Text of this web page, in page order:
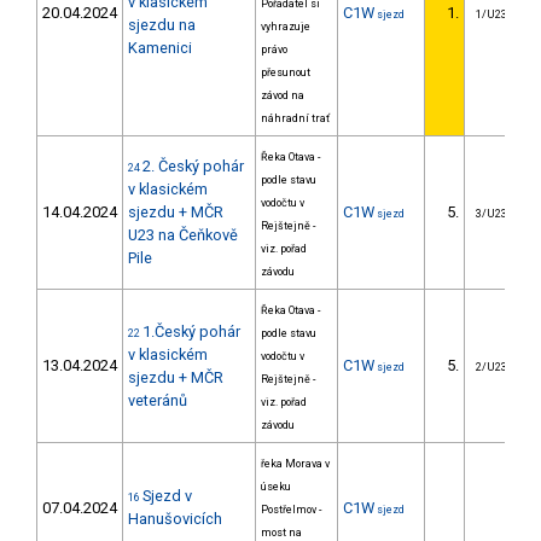
20.04.2024
sjezdu na
Kamenici
Pořadatel si
vyhrazuje
právo
přesunout
závod na
náhradní trať
C1W sjezd 1. 1/U23
14.04.2024
24 2. Český pohár
v klasickém
sjezdu + MČR
U23 na Čeňkově
Pile
Řeka Otava -
podle stavu
vodočtu v
Rejštejně -
viz. pořad
závodu
C1W sjezd 5. 3/U23
13.04.2024
22 1.Český pohár
v klasickém
sjezdu + MČR
veteránů
Řeka Otava -
podle stavu
vodočtu v
Rejštejně -
viz. pořad
závodu
C1W sjezd 5. 2/U23
07.04.2024
16 Sjezd v
Hanušovicích
řeka Morava v
úseku
Postřelmov -
most na
C1W sjezd